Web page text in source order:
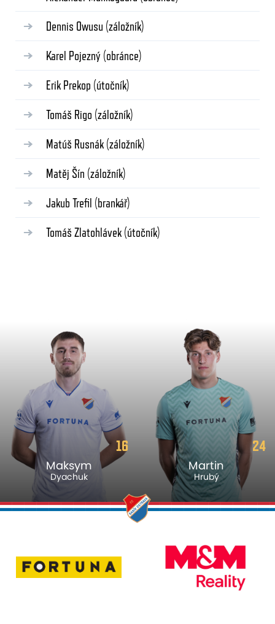
Dennis Owusu (záložník)
Karel Pojezný (obránce)
Erik Prekop (útočník)
Tomáš Rigo (záložník)
Matúš Rusnák (záložník)
Matěj Šín (záložník)
Jakub Trefil (brankář)
Tomáš Zlatohlávek (útočník)
16
Maksym
Dyachuk
24
Martin
Hrubý